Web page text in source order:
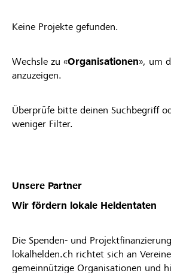
Keine Projekte gefunden.
Wechsle zu «Organisationen», um
anzuzeigen.
Überprüfe bitte deinen Suchbegriff
weniger Filter.
Unsere Partner
Wir fördern lokale Heldentaten
Die Spenden- und
lokalhelden.ch richtet sich an
gemeinnützige Organisationen und